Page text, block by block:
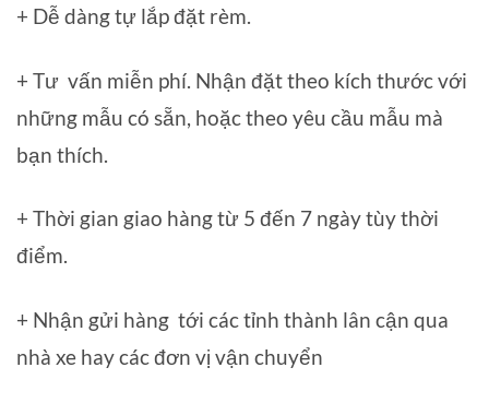
+ Dễ dàng tự lắp đặt rèm.
+ Tư vấn miễn phí. Nhận đặt theo kích thước với
những mẫu có sẵn, hoặc theo yêu cầu mẫu mà
bạn thích.
+ Thời gian giao hàng từ 5 đến 7 ngày tùy thời
điểm.
+ Nhận gửi hàng tới các tỉnh thành lân cận qua
nhà xe hay các đơn vị vận chuyển